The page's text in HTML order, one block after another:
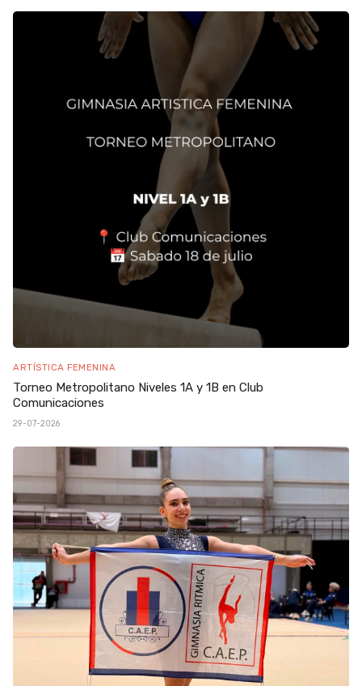
ARTÍSTICA FEMENINA
Torneo Metropolitano Niveles 1A y 1B en Club
Comunicaciones
29-07-2026